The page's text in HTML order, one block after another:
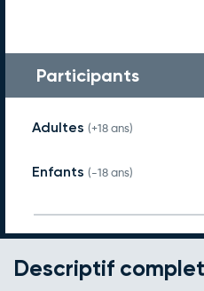
Participants
Adultes (+18 ans)
Enfants (-18 ans)
Descriptif